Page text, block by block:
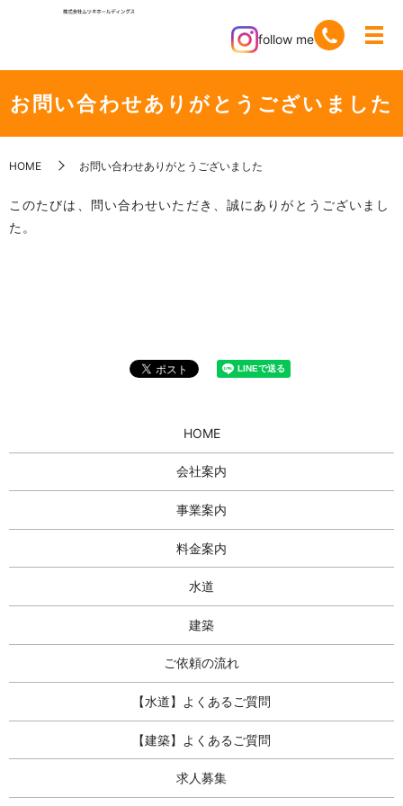
follow me
お問い合わせありがとうございました
HOME お問い合わせありがとうございました
このたびは、問い合わせいただき、誠にありがとうございまし
た。
HOME
会社案内
事業案内
料金案内
水道
建築
ご依頼の流れ
【水道】よくあるご質問
【建築】よくあるご質問
求人募集